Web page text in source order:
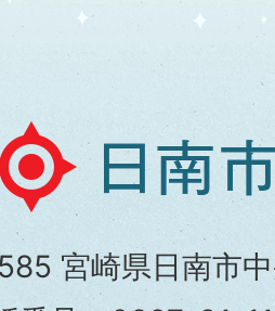
日
南
宮崎県日南市